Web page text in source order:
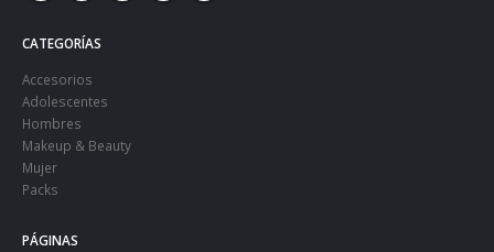
CATEGORÍAS
Accesorios
Adolescentes
Hombres
Makeup & Beauty
Mujer
Packs
PÁGINAS